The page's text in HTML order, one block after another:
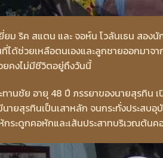
ยม ริค สแตน และ จอห์น โวลันเธน สอง
ด้ช่วยเหลือตนเองและลูกชายออกมาจา
ยคงไม่มีชีวิตอยู่ถึงวันนี้
านชัย อายุ 48 ปี ภรรยาของนายสุรทิน เ
ายสุรทินเป็นเสาหลัก จนกระทั่งประสบ
กระดูกคอหักและเส้นประสาทบริเวณต้น